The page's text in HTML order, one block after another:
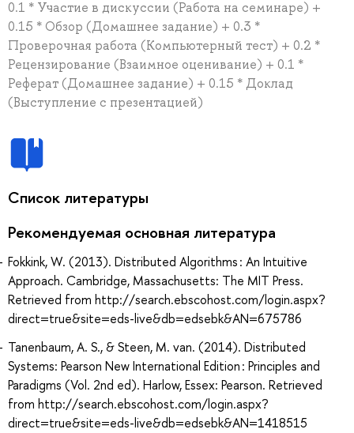
0.1 * Участие в дискуссии (Работа на семинаре) +
0.15 * Обзор (Домашнее задание) + 0.3 *
Проверочная работа (Компьютерный тест) + 0.2 *
Рецензирование (Взаимное оценивание) + 0.1 *
Реферат (Домашнее задание) + 0.15 * Доклад
(Выступление с презентацией)
Список литературы
Рекомендуемая основная литература
Fokkink, W. (2013). Distributed Algorithms : An Intuitive
Approach. Cambridge, Massachusetts: The MIT Press.
Retrieved from http://search.ebscohost.com/login.aspx?
direct=true&site=eds-live&db=edsebk&AN=675786
Tanenbaum, A. S., & Steen, M. van. (2014). Distributed
Systems: Pearson New International Edition : Principles and
Paradigms (Vol. 2nd ed). Harlow, Essex: Pearson. Retrieved
from http://search.ebscohost.com/login.aspx?
direct=true&site=eds-live&db=edsebk&AN=1418515